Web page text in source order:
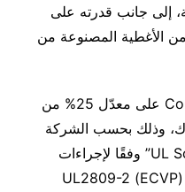
إلى جانب قدرته على
الأغطية المصنوعة من
كما يحتوي Corning Gorilla Armor على معدّل 25% من
وذلك بحسب الشركة
العالمية لعلوم السلامة “UL Solutions” وفقًا لإجراءات
التحقق من صحة المطالبة البيئية (ECVP) UL2809-2